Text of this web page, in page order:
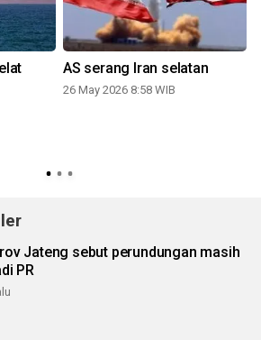
AS serang Iran selatan
26 May 2026 8:58 WIB
Jateng sebut perundungan masih
PR